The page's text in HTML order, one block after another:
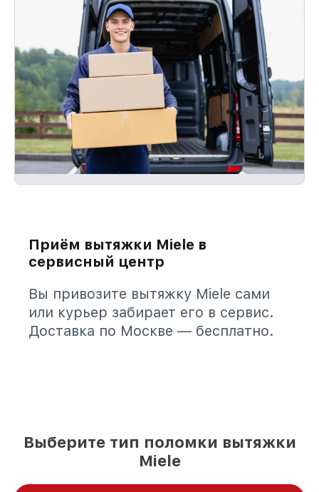
Приём вытяжки Miele в
сервисный центр
Вы привозите вытяжку Miele сами
или курьер забирает его в сервис.
Доставка по Москве — бесплатно.
Выберите тип поломки вытяжки
Miele